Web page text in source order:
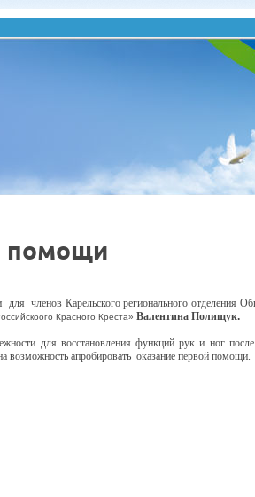
помощи
для членов Карельского регионального отделения
Красного Креста» Валентина Полищук.
для восстановления функций рук и ног
возможность апробировать оказание первой помощи.